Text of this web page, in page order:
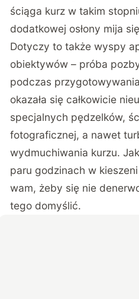
ściąga kurz w takim
dodatkowej osłony mija
Dotyczy to także wyspy
obiektywów – próba
podczas
okazała się całkowicie
specjalnych pędzelków,
fotograficznej, a nawet
wydmuchiwania kurzu.
paru godzinach w
wam, żeby się nie
tego domyślić.